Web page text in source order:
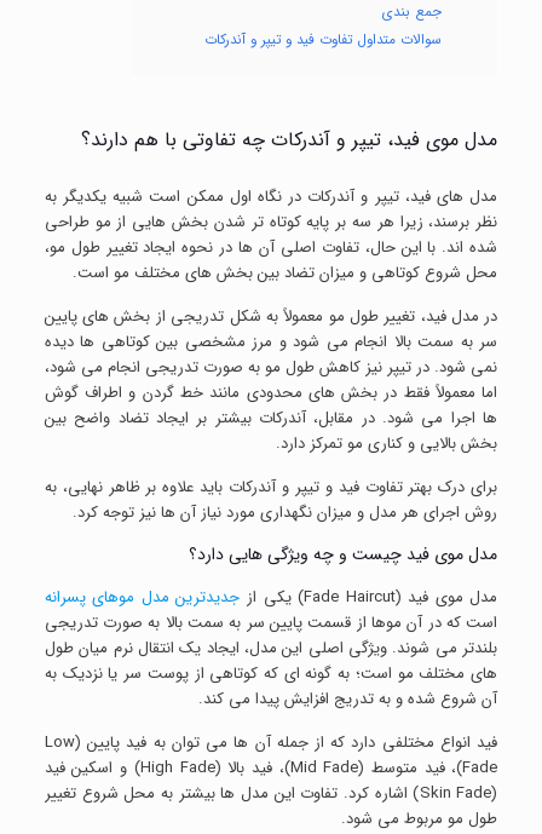
جمع بندی
سوالات متداول تفاوت فید و تیپر و آندرکات
مدل موی فید، تیپر و آندرکات چه تفاوتی با هم دارند؟
مدل های فید، تیپر و آندرکات در نگاه اول ممکن است شبیه یکدیگر به
نظر برسند، زیرا هر سه بر پایه کوتاه تر شدن بخش هایی از مو طراحی
شده اند. با این حال، تفاوت اصلی آن ها در نحوه ایجاد تغییر طول مو،
محل شروع کوتاهی و میزان تضاد بین بخش های مختلف مو است.
در مدل فید، تغییر طول مو معمولاً به شکل تدریجی از بخش های پایین
سر به سمت بالا انجام می شود و مرز مشخصی بین کوتاهی ها دیده
نمی شود. در تیپر نیز کاهش طول مو به صورت تدریجی انجام می شود،
اما معمولاً فقط در بخش های محدودی مانند خط گردن و اطراف گوش
ها اجرا می شود. در مقابل، آندرکات بیشتر بر ایجاد تضاد واضح بین
بخش بالایی و کناری مو تمرکز دارد.
برای درک بهتر تفاوت فید و تیپر و آندرکات باید علاوه بر ظاهر نهایی، به
روش اجرای هر مدل و میزان نگهداری مورد نیاز آن ها نیز توجه کرد.
مدل موی فید چیست و چه ویژگی هایی دارد؟
مدل موی فید (Fade Haircut) یکی از
جدیدترین مدل موهای پسرانه
است که در آن موها از قسمت پایین سر به سمت بالا به صورت تدریجی
بلندتر می شوند. ویژگی اصلی این مدل، ایجاد یک انتقال نرم میان طول
های مختلف مو است؛ به گونه ای که کوتاهی از پوست سر یا نزدیک به
آن شروع شده و به تدریج افزایش پیدا می کند.
فید انواع مختلفی دارد که از جمله آن ها می توان به فید پایین (Low
Fade)، فید متوسط (Mid Fade)، فید بالا (High Fade) و اسکین فید
(Skin Fade) اشاره کرد. تفاوت این مدل ها بیشتر به محل شروع تغییر
طول مو مربوط می شود.